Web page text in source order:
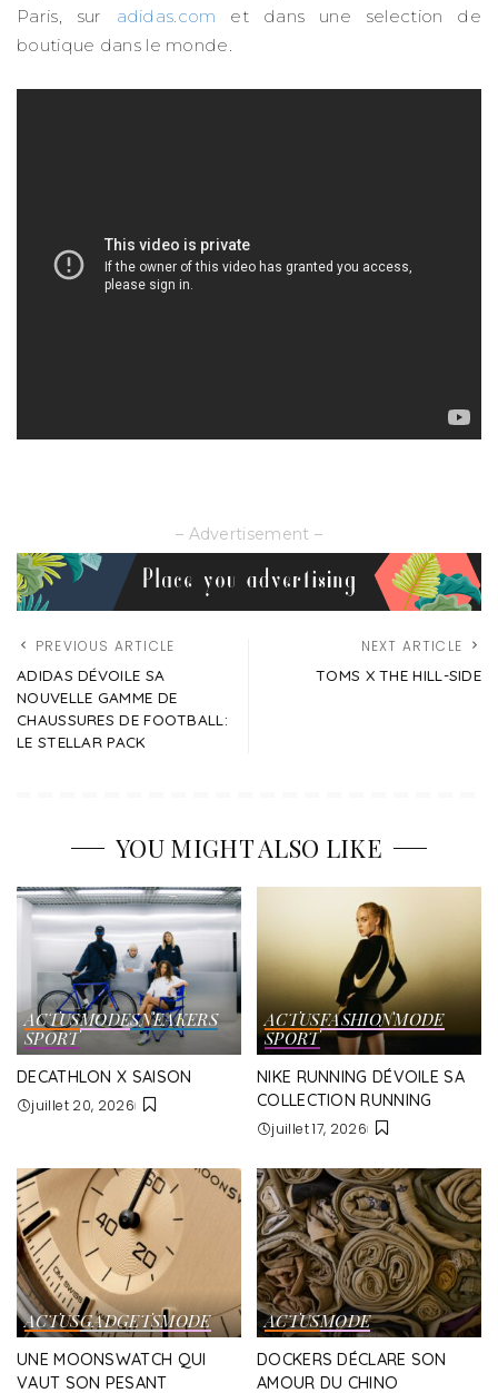
Paris, sur adidas.com et dans une selection de
boutique dans le monde.
– Advertisement –
PREVIOUS ARTICLE
ADIDAS DÉVOILE SA
NOUVELLE GAMME DE
CHAUSSURES DE FOOTBALL:
LE STELLAR PACK
NEXT ARTICLE
TOMS X THE HILL-SIDE
YOU MIGHT ALSO LIKE
ACTUSMODESNEAKERS
SPORT
DECATHLON X SAISON
juillet 20, 2026
ACTUSFASHIONMODE
SPORT
NIKE RUNNING DÉVOILE SA
COLLECTION RUNNING
juillet 17, 2026
ACTUSGADGETSMODE
UNE MOONSWATCH QUI
VAUT SON PESANT
ACTUSMODE
DOCKERS DÉCLARE SON
AMOUR DU CHINO